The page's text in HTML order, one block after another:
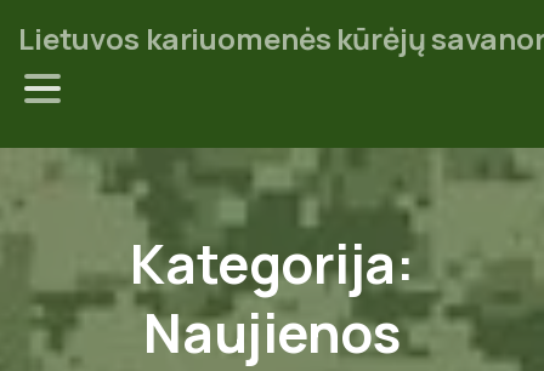
Lietuvos kariuomenės kūrėjų
Kategorija:
Naujienos